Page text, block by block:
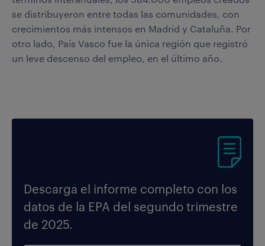
se distribuyeron entre todas las comunidades, con
crecimientos más intensos en Madrid y Cataluña. Por
otro lado, País Vasco fue la única región que registró
un leve descenso del empleo, en el último año.
Descarga el informe completo con los
datos de la EPA del segundo trimestre
de 2025.